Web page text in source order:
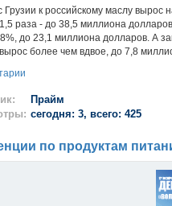
Грузии к российскому маслу
раза - до 38,5 миллиона
до 23,1 миллиона долларов. А
более чем вдвое, до 7,8
Прайм
сегодня: 3, всего: 425
по продуктам